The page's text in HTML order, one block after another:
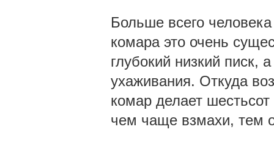
Больше всего
комара это очень
глубокий низкий писк,
ухаживания. Откуда
комар делает
чем чаще взмахи, тем